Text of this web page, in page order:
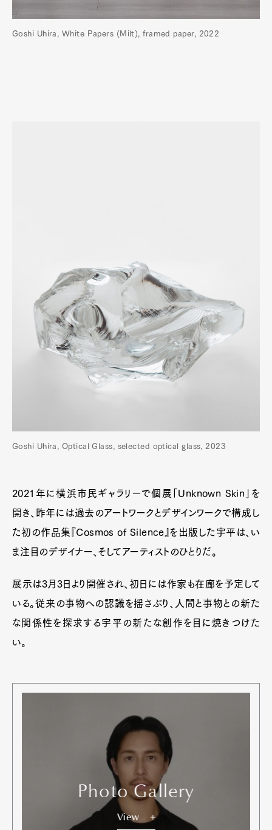
Goshi Uhira, White Papers (Milt), framed paper, 2022
Goshi Uhira, Optical Glass, selected optical glass, 2023
2021年に横浜市民ギャラリーで個展「Unknown Skin」を
開き、昨年には過去のアートワークとデザインワークで構成し
た初の作品集『Cosmos of Silence』を出版した宇平は、い
ま注目のデザイナー、そしてアーティストのひとりだ。
展示は3月3日より開催され、初日には作家も在廊を予定して
いる。従来の事物への認識を揺さぶり、人間と事物との新た
な関係性を探求する宇平の新たな創作を目に焼きつけた
い。
Photo Gallery
View